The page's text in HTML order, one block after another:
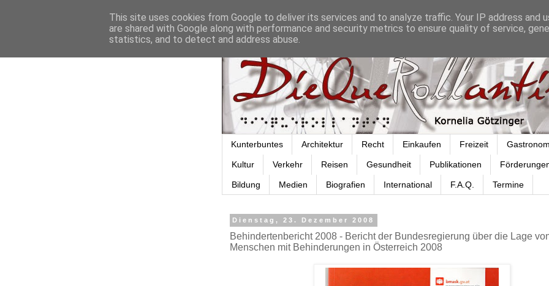
Kunterbuntes Architektur Recht Einkaufen Freizeit
Kultur Verkehr Reisen Gesundheit Publikationen
Bildung Medien Biografien International F.A.Q. Termine
Dienstag, 23. Dezember 2008
Behindertenbericht 2008 - Bericht der Bundesregierung über die Lage
Menschen mit Behinderungen in Österreich 2008
This site uses cookies from Google to deliver its services and to analyze traffic. Your IP address and
are shared with Google along with performance and security metrics to ensure quality of service,
statistics, and to detect and address abuse.